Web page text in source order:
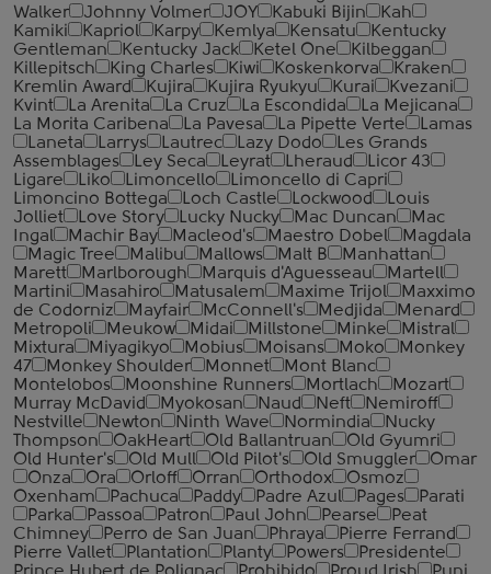
Walker
Johnny Volmer JOY Kabuki Bijin
Kah
Kamiki
Kapriol Karpy Kemlya Kensatu
Kentucky
Gentleman
Kentucky Jack Ketel One
Kilbeggan
Killepitsch
King Charles Kiwi Koskenkorva
Kraken
Kremlin Award
Kujira Kujira Ryukyu Kurai
Kvezani
Kvint
La Arenita La Cruz La Escondida
La Mejicana
La Morita Caribena
La Pavesa La Pipette Verte
Lamas
Laneta
Larrys Lautrec Lazy Dodo
Les Grands
Assemblages
Ley Seca Leyrat Lheraud
Licor 43
Ligare
Liko Limoncello
Limoncello di Capri
Limoncino Bottega
Loch Castle Lockwood
Louis
Jolliet
Love Story Lucky Nucky Mac Duncan
Mac
Ingal
Machir Bay Macleod's Maestro Dobel
Magdala
Magic Tree
Malibu Mallows Malt B
Manhattan
Marett
Marlborough Marquis d'Aguesseau
Martell
Martini
Masahiro Matusalem Maxime Trijol
Maxximo
de Codorniz
Mayfair McConnell's Medjida
Menard
Metropoli
Meukow Midai Millstone Minke
Mistral
Mixtura
Miyagikyo Mobius Moisans Moko
Monkey
47
Monkey Shoulder Monnet
Mont Blanc
Montelobos
Moonshine Runners Mortlach
Mozart
Murray McDavid
Myokosan Naud Neft
Nemiroff
Nestville
Newton Ninth Wave Normindia
Nucky
Thompson
OakHeart Old Ballantruan
Old Gyumri
Old Hunter's
Old Mull Old Pilot's Old Smuggler
Omar
Onza
Ora Orloff Orran Orthodox
Osmoz
Oxenham
Pachuca Paddy Padre Azul Pages
Parati
Parka
Passoa Patron Paul John Pearse
Peat
Chimney
Perro de San Juan Phraya
Pierre Ferrand
Pierre Vallet
Plantation Planty Powers
Presidente